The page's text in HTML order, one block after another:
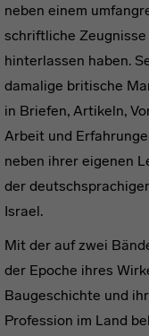
neben einem
schriftliche
hinterlassen haben.
damalige britische
in Briefen, Artikeln,
Arbeit und
neben ihrer eigenen
der
Israel.
Mit der auf zwei
der Epoche ihres
Baugeschichte und
Profession im Land